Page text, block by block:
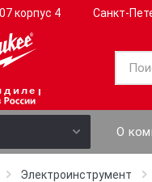
корпус 4 Санкт-
дилер
О
Электроинструмент